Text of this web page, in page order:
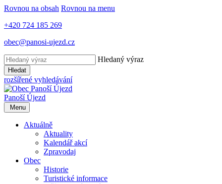
Rovnou na obsah Rovnou na menu
+420 724 185 269
obec@panosi-ujezd.cz
Hledaný výraz
Hledat
rozšířené vyhledávání
Panoší Újezd
Menu
Aktuálně
Aktuality
Kalendář akcí
Zpravodaj
Obec
Historie
Turistické informace